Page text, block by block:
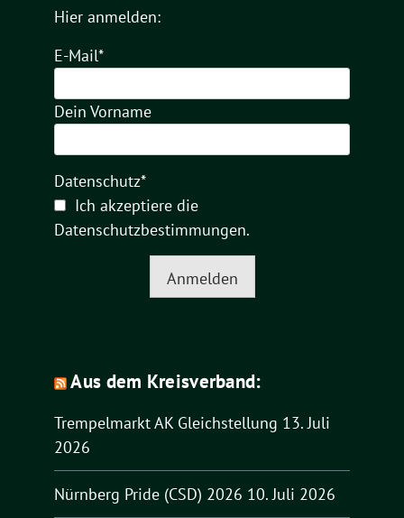
Hier anmelden:
E-Mail*
Dein Vorname
Datenschutz*
Ich akzeptiere die
Datenschutzbestimmungen.
Anmelden
Aus dem Kreisverband:
Trempelmarkt AK Gleichstellung 13. Juli
2026
Nürnberg Pride (CSD) 2026 10. Juli 2026